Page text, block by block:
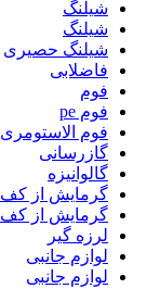
شیلنگ
شیلنگ
شیلنگ حصیری
فاضلابی
فوم
فوم pe
فوم الاستومری
گازرسانی
گالوانیزه
گرمایش از کف
گرمایش از کف
لرزه گیر
لوازم جانبی
لوازم جانبی